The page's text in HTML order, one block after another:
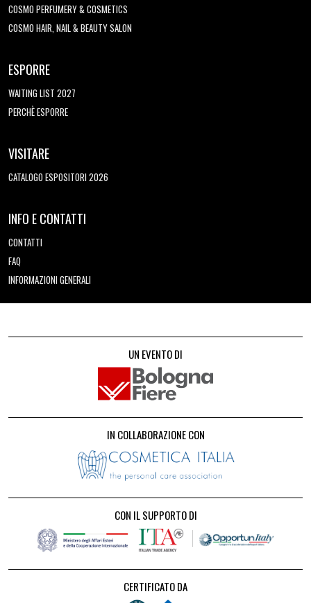
COSMO PERFUMERY & COSMETICS
COSMO HAIR, NAIL & BEAUTY SALON
ESPORRE
WAITING LIST 2027
PERCHÈ ESPORRE
VISITARE
CATALOGO ESPOSITORI 2026
INFO E CONTATTI
CONTATTI
FAQ
INFORMAZIONI GENERALI
UN EVENTO DI
IN COLLABORAZIONE CON
CON IL SUPPORTO DI
CERTIFICATO DA